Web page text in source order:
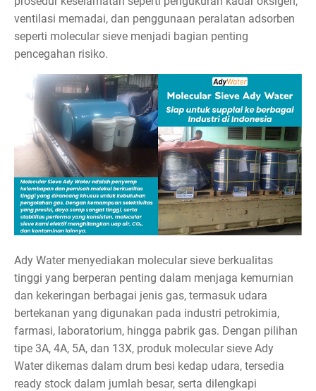
ventilasi memadai, dan penggunaan peralatan adsorben
seperti molecular sieve menjadi bagian penting
pencegahan risiko.
Ady Water menyediakan molecular sieve berkualitas
tinggi yang berperan penting dalam menjaga kemurnian
dan kekeringan berbagai jenis gas, termasuk udara
bertekanan yang digunakan pada industri petrokimia,
farmasi, laboratorium, hingga pabrik gas. Dengan pilihan
tipe 3A, 4A, 5A, dan 13X, produk molecular sieve Ady
Water dikemas dalam drum besi kedap udara, tersedia
ready stock dalam jumlah besar, serta dilengkapi